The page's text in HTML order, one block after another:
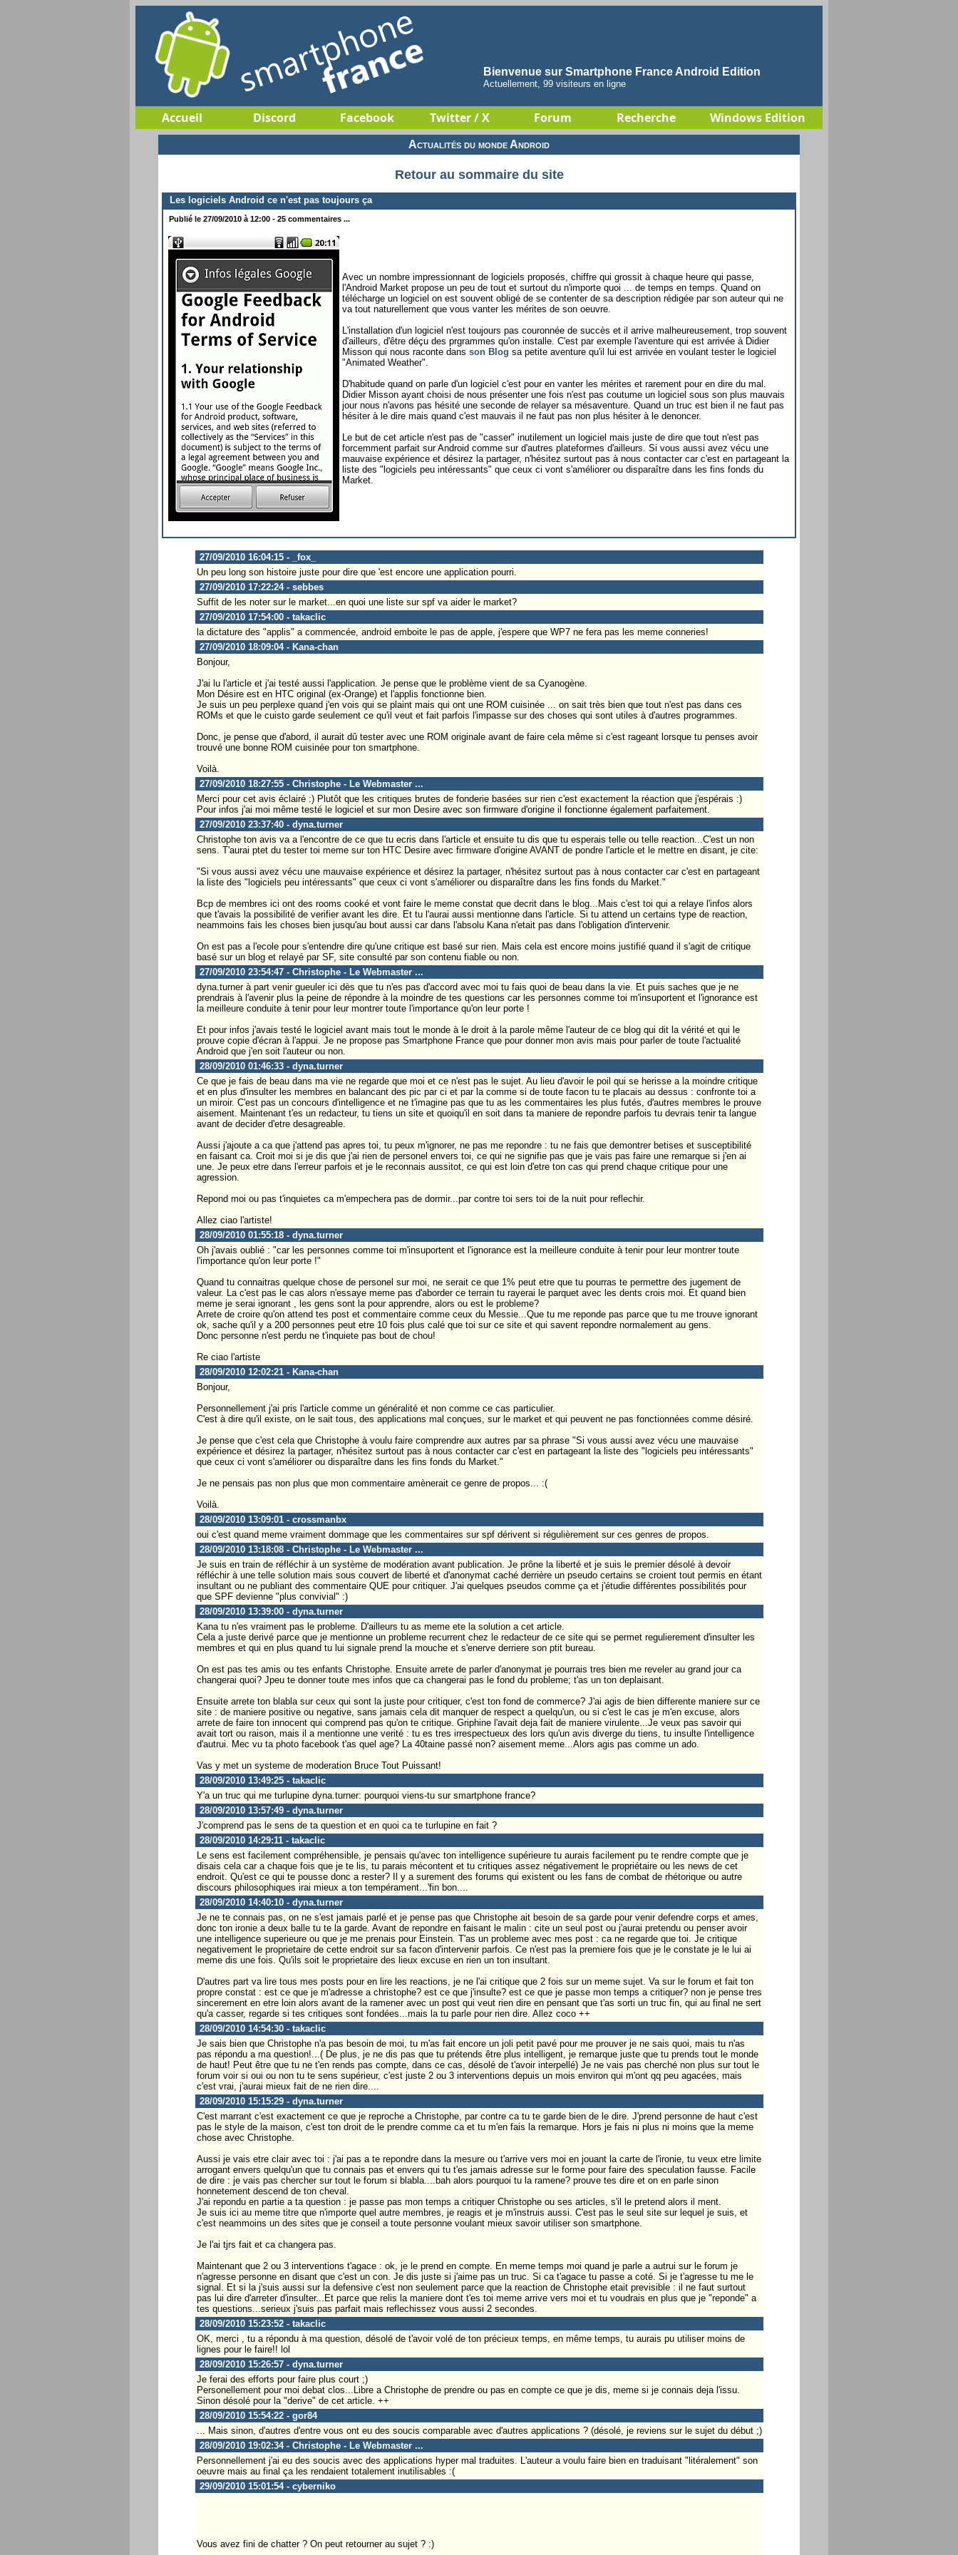
Bienvenue sur Smartphone France Android Edition
Actuellement, 99 visiteurs en ligne
Accueil Discord Facebook Twitter / X Forum Recherche Windows Edition
Actualités du monde Android
Retour au sommaire du site
Les logiciels Android ce n'est pas toujours ça
Publié le 27/09/2010 à 12:00 - 25 commentaires ...
Avec un nombre impressionnant de logiciels proposés, chiffre qui grossit à chaque heure qui passe,
l'Android Market propose un peu de tout et surtout du n'importe quoi ... de temps en temps. Quand on
télécharge un logiciel on est souvent obligé de se contenter de sa description rédigée par son auteur qui ne
va tout naturellement que vous vanter les mérites de son oeuvre.
L'installation d'un logiciel n'est toujours pas couronnée de succès et il arrive malheureusement, trop souvent
d'ailleurs, d'être déçu des prgrammes qu'on installe. C'est par exemple l'aventure qui est arrivée à Didier
Misson qui nous raconte dans son Blog sa petite aventure qu'il lui est arrivée en voulant tester le logiciel
"Animated Weather".
D'habitude quand on parle d'un logiciel c'est pour en vanter les mérites et rarement pour en dire du mal.
Didier Misson ayant choisi de nous présenter une fois n'est pas coutume un logiciel sous son plus mauvais
jour nous n'avons pas hésité une seconde de relayer sa mésaventure. Quand un truc est bien il ne faut pas
hésiter à le dire mais quand c'est mauvais il ne faut pas non plus hésiter à le denoncer.
Le but de cet article n'est pas de "casser" inutilement un logiciel mais juste de dire que tout n'est pas
forcemment parfait sur Android comme sur d'autres plateformes d'ailleurs. Si vous aussi avez vécu une
mauvaise expérience et désirez la partager, n'hésitez surtout pas à nous contacter car c'est en partageant la
liste des "logiciels peu intéressants" que ceux ci vont s'améliorer ou disparaître dans les fins fonds du
Market.
27/09/2010 16:04:15 - _fox_
Un peu long son histoire juste pour dire que 'est encore une application pourri.
27/09/2010 17:22:24 - sebbes
Suffit de les noter sur le market...en quoi une liste sur spf va aider le market?
27/09/2010 17:54:00 - takaclic
la dictature des "applis" a commencée, android emboite le pas de apple, j'espere que WP7 ne fera pas les meme conneries!
27/09/2010 18:09:04 - Kana-chan
Bonjour,
J'ai lu l'article et j'ai testé aussi l'application. Je pense que le problème vient de sa Cyanogène.
Mon Désire est en HTC original (ex-Orange) et l'applis fonctionne bien.
Je suis un peu perplexe quand j'en vois qui se plaint mais qui ont une ROM cuisinée ... on sait très bien que tout n'est pas dans ces
ROMs et que le cuisto garde seulement ce qu'il veut et fait parfois l'impasse sur des choses qui sont utiles à d'autres programmes.
Donc, je pense que d'abord, il aurait dû tester avec une ROM originale avant de faire cela même si c'est rageant lorsque tu penses avoir
trouvé une bonne ROM cuisinée pour ton smartphone.
Voilà.
27/09/2010 18:27:55 - Christophe - Le Webmaster ...
Merci pour cet avis éclairé :) Plutôt que les critiques brutes de fonderie basées sur rien c'est exactement la réaction que j'espérais :)
Pour infos j'ai moi même testé le logiciel et sur mon Desire avec son firmware d'origine il fonctionne également parfaitement.
27/09/2010 23:37:40 - dyna.turner
Christophe ton avis va a l'encontre de ce que tu ecris dans l'article et ensuite tu dis que tu esperais telle ou telle reaction...C'est un non
sens. T'aurai ptet du tester toi meme sur ton HTC Desire avec firmware d'origine AVANT de pondre l'article et le mettre en disant, je cite:
"Si vous aussi avez vécu une mauvaise expérience et désirez la partager, n'hésitez surtout pas à nous contacter car c'est en partageant
la liste des "logiciels peu intéressants" que ceux ci vont s'améliorer ou disparaître dans les fins fonds du Market."
Bcp de membres ici ont des rooms cooké et vont faire le meme constat que decrit dans le blog...Mais c'est toi qui a relaye l'infos alors
que t'avais la possibilité de verifier avant les dire. Et tu l'aurai aussi mentionne dans l'article. Si tu attend un certains type de reaction,
neammoins fais les choses bien jusqu'au bout aussi car dans l'absolu Kana n'etait pas dans l'obligation d'intervenir.
On est pas a l'ecole pour s'entendre dire qu'une critique est basé sur rien. Mais cela est encore moins justifié quand il s'agit de critique
basé sur un blog et relayé par SF, site consulté par son contenu fiable ou non.
27/09/2010 23:54:47 - Christophe - Le Webmaster ...
dyna.turner à part venir gueuler ici dès que tu n'es pas d'accord avec moi tu fais quoi de beau dans la vie. Et puis saches que je ne
prendrais à l'avenir plus la peine de répondre à la moindre de tes questions car les personnes comme toi m'insuportent et l'ignorance est
la meilleure conduite à tenir pour leur montrer toute l'importance qu'on leur porte !
Et pour infos j'avais testé le logiciel avant mais tout le monde à le droit à la parole même l'auteur de ce blog qui dit la vérité et qui le
prouve copie d'écran à l'appui. Je ne propose pas Smartphone France que pour donner mon avis mais pour parler de toute l'actualité
Android que j'en soit l'auteur ou non.
28/09/2010 01:46:33 - dyna.turner
Ce que je fais de beau dans ma vie ne regarde que moi et ce n'est pas le sujet. Au lieu d'avoir le poil qui se herisse a la moindre critique
et en plus d'insulter les membres en balancant des pic par ci et par la comme si de toute facon tu te placais au dessus : confronte toi a
un miroir. C'est pas un concours d'intelligence et ne t'imagine pas que tu as les commentaires les plus futés, d'autres membres le prouve
aisement. Maintenant t'es un redacteur, tu tiens un site et quoiqu'il en soit dans ta maniere de repondre parfois tu devrais tenir ta langue
avant de decider d'etre desagreable.
Aussi j'ajoute a ca que j'attend pas apres toi, tu peux m'ignorer, ne pas me repondre : tu ne fais que demontrer betises et susceptibilité
en faisant ca. Croit moi si je dis que j'ai rien de personel envers toi, ce qui ne signifie pas que je vais pas faire une remarque si j'en ai
une. Je peux etre dans l'erreur parfois et je le reconnais aussitot, ce qui est loin d'etre ton cas qui prend chaque critique pour une
agression.
Repond moi ou pas t'inquietes ca m'empechera pas de dormir...par contre toi sers toi de la nuit pour reflechir.
Allez ciao l'artiste!
28/09/2010 01:55:18 - dyna.turner
Oh j'avais oublié : "car les personnes comme toi m'insuportent et l'ignorance est la meilleure conduite à tenir pour leur montrer toute
l'importance qu'on leur porte !"
Quand tu connaitras quelque chose de personel sur moi, ne serait ce que 1% peut etre que tu pourras te permettre des jugement de
valeur. La c'est pas le cas alors n'essaye meme pas d'aborder ce terrain tu rayerai le parquet avec les dents crois moi. Et quand bien
meme je serai ignorant , les gens sont la pour apprendre, alors ou est le probleme?
Arrete de croire qu'on attend tes post et commentaire comme ceux du Messie...Que tu me reponde pas parce que tu me trouve ignorant
ok, sache qu'il y a 200 personnes peut etre 10 fois plus calé que toi sur ce site et qui savent repondre normalement au gens.
Donc personne n'est perdu ne t'inquiete pas bout de chou!
Re ciao l'artiste
28/09/2010 12:02:21 - Kana-chan
Bonjour,
Personnellement j'ai pris l'article comme un généralité et non comme ce cas particulier.
C'est à dire qu'il existe, on le sait tous, des applications mal conçues, sur le market et qui peuvent ne pas fonctionnées comme désiré.
Je pense que c'est cela que Christophe à voulu faire comprendre aux autres par sa phrase "Si vous aussi avez vécu une mauvaise
expérience et désirez la partager, n'hésitez surtout pas à nous contacter car c'est en partageant la liste des "logiciels peu intéressants"
que ceux ci vont s'améliorer ou disparaître dans les fins fonds du Market."
Je ne pensais pas non plus que mon commentaire amènerait ce genre de propos... :(
Voilà.
28/09/2010 13:09:01 - crossmanbx
oui c'est quand meme vraiment dommage que les commentaires sur spf dérivent si régulièrement sur ces genres de propos.
28/09/2010 13:18:08 - Christophe - Le Webmaster ...
Je suis en train de réfléchir à un système de modération avant publication. Je prône la liberté et je suis le premier désolé à devoir
réfléchir à une telle solution mais sous couvert de liberté et d'anonymat caché derrière un pseudo certains se croient tout permis en étant
insultant ou ne publiant des commentaire QUE pour critiquer. J'ai quelques pseudos comme ça et j'étudie différentes possibilités pour
que SPF devienne "plus convivial" :)
28/09/2010 13:39:00 - dyna.turner
Kana tu n'es vraiment pas le probleme. D'ailleurs tu as meme ete la solution a cet article.
Cela a juste derivé parce que je mentionne un probleme recurrent chez le redacteur de ce site qui se permet regulierement d'insulter les
membres et qui en plus quand tu lui signale prend la mouche et s'enerve derriere son ptit bureau.
On est pas tes amis ou tes enfants Christophe. Ensuite arrete de parler d'anonymat je pourrais tres bien me reveler au grand jour ca
changerai quoi? Jpeu te donner toute mes infos que ca changerai pas le fond du probleme; t'as un ton deplaisant.
Ensuite arrete ton blabla sur ceux qui sont la juste pour critiquer, c'est ton fond de commerce? J'ai agis de bien differente maniere sur ce
site : de maniere positive ou negative, sans jamais cela dit manquer de respect a quelqu'un, ou si c'est le cas je m'en excuse, alors
arrete de faire ton innocent qui comprend pas qu'on te critique. Griphine l'avait deja fait de maniere virulente...Je veux pas savoir qui
avait tort ou raison, mais il a mentionne une verité : tu es tres irrespectueux des lors qu'un avis diverge du tiens, tu insulte l'intelligence
d'autrui. Mec vu ta photo facebook t'as quel age? La 40taine passé non? aisement meme...Alors agis pas comme un ado.
Vas y met un systeme de moderation Bruce Tout Puissant!
28/09/2010 13:49:25 - takaclic
Y'a un truc qui me turlupine dyna.turner: pourquoi viens-tu sur smartphone france?
28/09/2010 13:57:49 - dyna.turner
J'comprend pas le sens de ta question et en quoi ca te turlupine en fait ?
28/09/2010 14:29:11 - takaclic
Le sens est facilement compréhensible, je pensais qu'avec ton intelligence supérieure tu aurais facilement pu te rendre compte que je
disais cela car a chaque fois que je te lis, tu parais mécontent et tu critiques assez négativement le propriétaire ou les news de cet
endroit. Qu'est ce qui te pousse donc a rester? Il y a surement des forums qui existent ou les fans de combat de rhétorique ou autre
discours philosophiques irai mieux a ton tempérament...'fin bon....
28/09/2010 14:40:10 - dyna.turner
Je ne te connais pas, on ne s'est jamais parlé et je pense pas que Christophe ait besoin de sa garde pour venir defendre corps et ames,
donc ton ironie a deux balle tu te la garde. Avant de repondre en faisant le malin : cite un seul post ou j'aurai pretendu ou penser avoir
une intelligence superieure ou que je me prenais pour Einstein. T'as un probleme avec mes post : ca ne regarde que toi. Je critique
negativement le proprietaire de cette endroit sur sa facon d'intervenir parfois. Ce n'est pas la premiere fois que je le constate je le lui ai
meme dis une fois. Qu'ils soit le proprietaire des lieux excuse en rien un ton insultant.
D'autres part va lire tous mes posts pour en lire les reactions, je ne l'ai critique que 2 fois sur un meme sujet. Va sur le forum et fait ton
propre constat : est ce que je m'adresse a christophe? est ce que j'insulte? est ce que je passe mon temps a critiquer? non je pense tres
sincerement en etre loin alors avant de la ramener avec un post qui veut rien dire en pensant que t'as sorti un truc fin, qui au final ne sert
qu'a casser, regarde si tes critiques sont fondées...mais la tu parle pour rien dire. Allez coco ++
28/09/2010 14:54:30 - takaclic
Je sais bien que Christophe n'a pas besoin de moi, tu m'as fait encore un joli petit pavé pour me prouver je ne sais quoi, mais tu n'as
pas répondu a ma question!...( De plus, je ne dis pas que tu prétends être plus intelligent, je remarque juste que tu prends tout le monde
de haut! Peut être que tu ne t'en rends pas compte, dans ce cas, désolé de t'avoir interpellé) Je ne vais pas cherché non plus sur tout le
forum voir si oui ou non tu te sens supérieur, c'est juste 2 ou 3 interventions depuis un mois environ qui m'ont qq peu agacées, mais
c'est vrai, j'aurai mieux fait de ne rien dire....
28/09/2010 15:15:29 - dyna.turner
C'est marrant c'est exactement ce que je reproche a Christophe, par contre ca tu te garde bien de le dire. J'prend personne de haut c'est
pas le style de la maison, c'est ton droit de le prendre comme ca et tu m'en fais la remarque. Hors je fais ni plus ni moins que la meme
chose avec Christophe.
Aussi je vais etre clair avec toi : j'ai pas a te repondre dans la mesure ou t'arrive vers moi en jouant la carte de l'ironie, tu veux etre limite
arrogant envers quelqu'un que tu connais pas et envers qui tu t'es jamais adresse sur le forme pour faire des speculation fausse. Facile
de dire : je vais pas chercher sur tout le forum si blabla....bah alors pourquoi tu la ramene? prouve tes dire et on en parle sinon
honnetement descend de ton cheval.
J'ai repondu en partie a ta question : je passe pas mon temps a critiquer Christophe ou ses articles, s'il le pretend alors il ment.
Je suis ici au meme titre que n'importe quel autre membres, je reagis et je m'instruis aussi. C'est pas le seul site sur lequel je suis, et
c'est neammoins un des sites que je conseil a toute personne voulant mieux savoir utiliser son smartphone.
Je l'ai tjrs fait et ca changera pas.
Maintenant que 2 ou 3 interventions t'agace : ok, je le prend en compte. En meme temps moi quand je parle a autrui sur le forum je
n'agresse personne en disant que c'est un con. Je dis juste si j'aime pas un truc. Si ca t'agace tu passe a coté. Si je t'agresse tu me le
signal. Et si la j'suis aussi sur la defensive c'est non seulement parce que la reaction de Christophe etait previsible : il ne faut surtout
pas lui dire d'arreter d'insulter...Et parce que relis la maniere dont t'es toi meme arrive vers moi et tu voudrais en plus que je "reponde" a
tes questions...serieux j'suis pas parfait mais reflechissez vous aussi 2 secondes.
28/09/2010 15:23:52 - takaclic
OK, merci , tu a répondu à ma question, désolé de t'avoir volé de ton précieux temps, en même temps, tu aurais pu utiliser moins de
lignes pour le faire!! lol
28/09/2010 15:26:57 - dyna.turner
Je ferai des efforts pour faire plus court ;)
Personellement pour moi debat clos...Libre a Christophe de prendre ou pas en compte ce que je dis, meme si je connais deja l'issu.
Sinon désolé pour la "derive" de cet article. ++
28/09/2010 15:54:22 - gor84
... Mais sinon, d'autres d'entre vous ont eu des soucis comparable avec d'autres applications ? (désolé, je reviens sur le sujet du début ;)
28/09/2010 19:02:34 - Christophe - Le Webmaster ...
Personnellement j'ai eu des soucis avec des applications hyper mal traduites. L'auteur a voulu faire bien en traduisant "litéralement" son
oeuvre mais au final ça les rendaient totalement inutilisables :(
29/09/2010 15:01:54 - cyberniko
Vous avez fini de chatter ? On peut retourner au sujet ? :)